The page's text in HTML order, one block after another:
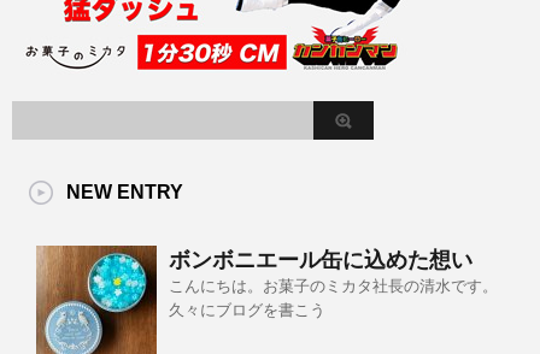
NEW ENTRY
ボンボニエール缶に込めた想い
こんにちは。お菓子のミカタ社長の清水です。
久々にブログを書こう